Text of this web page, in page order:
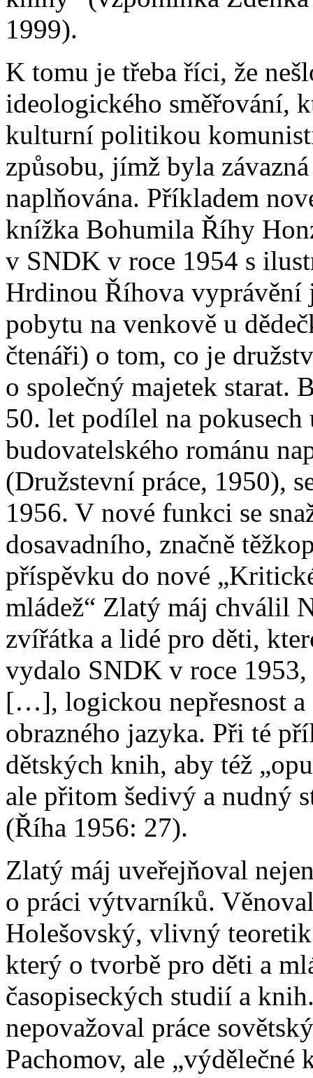
1999).
K tomu je třeba říci, že
ideologického směřování,
kulturní politikou
způsobu, jímž byla
naplňována. Příkladem
knížka Bohumila Říhy
v SNDK v roce 1954 s
Hrdinou Říhova vyprávění
pobytu na venkově u
čtenáři) o tom, co je
o společný majetek starat.
50. let podílel na
budovatelského románu
(Družstevní práce, 1950),
1956. V nové funkci se
dosavadního, značně
příspěvku do nové
mládež“ Zlatý máj chválil
zvířátka a lidé pro děti,
vydalo SNDK v roce
[…], logickou nepřesnost a
obrazného jazyka. Při té
dětských knih, aby též
ale přitom šedivý a nudný
(Říha 1956: 27).
Zlatý máj uveřejňoval
o práci výtvarníků.
Holešovský, vlivný
který o tvorbě pro děti a
časopiseckých studií a
nepovažoval práce
Pachomov, ale